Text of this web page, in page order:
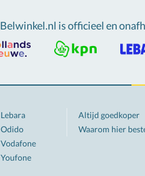
Belwinkel.nl is officieel en
Lebara
Odido
Vodafone
Youfone
Altijd goedkoper
Waarom hier